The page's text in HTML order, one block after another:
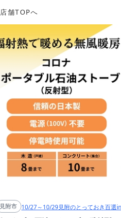
店舗TOPへ
見附市 10/27～10/29見附のとっておき百選